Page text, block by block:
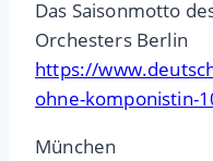
Das Saisonmotto
Orchesters Berlin
https://
ohne-komponistin-
München